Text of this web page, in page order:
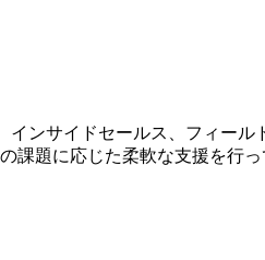
ンサイドセールス、フィール
課題に応じた柔軟な支援を行っ